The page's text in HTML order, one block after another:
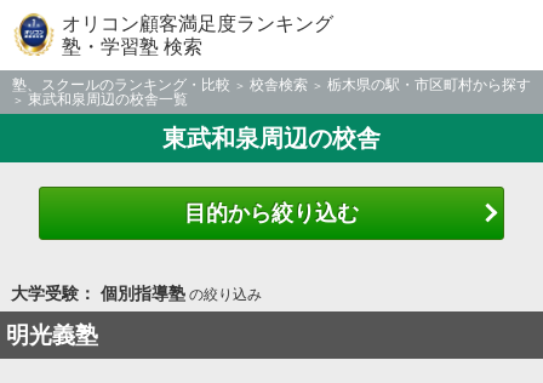
オリコン顧客満足度ランキング
塾・学習塾 検索
塾、スクールのランキング・比較 校舎検索
栃木県の駅・市区町村から探す
東武和泉周辺の校舎一覧
東武和泉周辺の校舎
目的から絞り込む
大学受験： 個別指導塾の絞り込み
明光義塾